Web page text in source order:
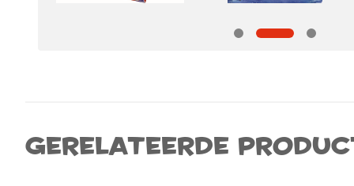
Gerelateerde